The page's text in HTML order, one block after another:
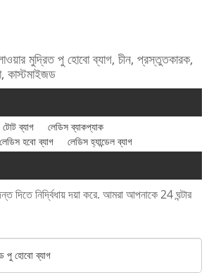
মুদ্রিত পু হোবো ব্যাগ, চীন, প্রস্তুতকারক,
কাস্টমাইজড
টোট ব্যাগ
লেডিস ব্যাকপ্যাক
লেডিস হবো ব্যাগ
লেডিস হ্যান্ডেল ব্যাগ
দিতে নির্দ্বিধায় দয়া করে. আমরা আপনাকে 24 ঘন্টার